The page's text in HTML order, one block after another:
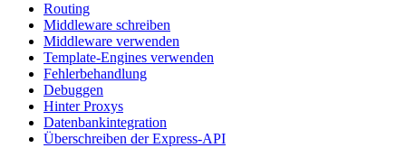
Routing
Middleware schreiben
Middleware verwenden
Template-Engines verwenden
Fehlerbehandlung
Debuggen
Hinter Proxys
Datenbankintegration
Überschreiben der Express-API